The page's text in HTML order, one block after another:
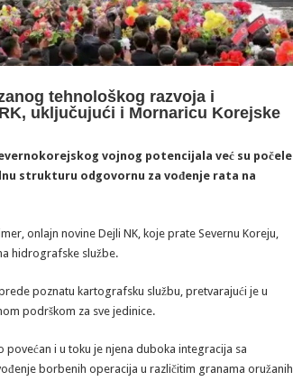
tehnološkog razvoja i
uključujući i Mornaricu Korejske
vojnog potencijala već su počele
strukturu odgovornu za vođenje rata na
onlajn novine Dejli NK, koje prate Severnu Koreju,
hidrografske službe.
poznatu kartografsku službu, pretvarajući je u
podrškom za sve jedinice.
i u toku je njena duboka integracija sa
borbenih operacija u različitim granama oružanih